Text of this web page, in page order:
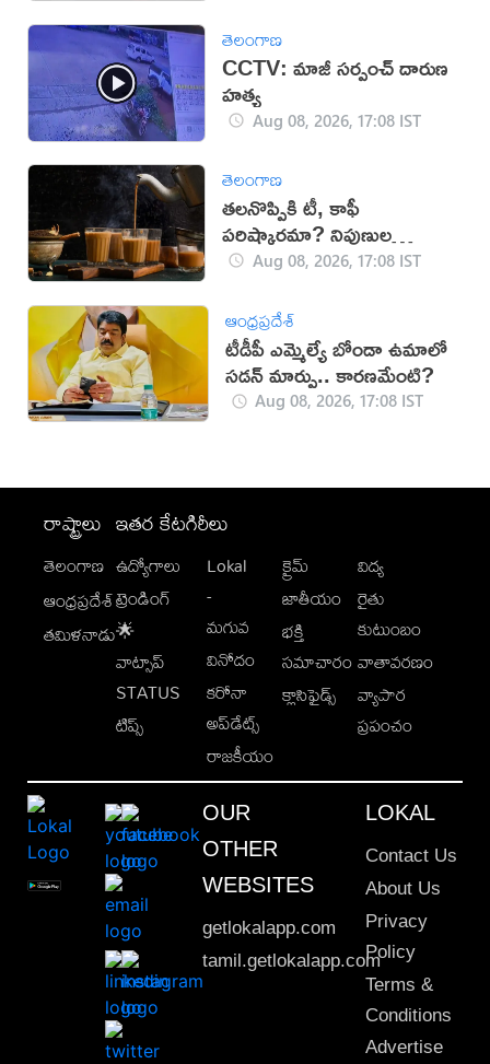
తెలంగాణ
CCTV: మాజీ సర్పంచ్ దారుణ
హత్య
Aug 08, 2026, 17:08 IST
తెలంగాణ
తలనొప్పికి టీ, కాఫీ
పరిష్కారమా? నిపుణుల
సూచనలు ఇవే!
Aug 08, 2026, 17:08 IST
ఆంధ్రప్రదేశ్
టీడీపీ ఎమ్మెల్యే బోండా ఉమాలో
సడన్‌ మార్పు.. కారణమేంటి?
Aug 08, 2026, 17:08 IST
రాష్ట్రాలు
తెలంగాణ
ఆంధ్రప్రదేశ్
తమిళనాడు
ఇతర కేటగిరీలు
ఉద్యోగాలు
ట్రెండింగ్
🌟
వాట్సాప్
STATUS
టిప్స్
Lokal
-
మగువ
వినోదం
కరోనా
అప్‌డేట్స్
రాజకీయం
క్రైమ్
జాతీయం
భక్తి
సమాచారం
క్లాసిఫైడ్స్
విద్య
రైతు
కుటుంబం
వాతావరణం
వ్యాపార
ప్రపంచం
OUR
OTHER
WEBSITES
getlokalapp.com
tamil.getlokalapp.com
LOKAL
Contact Us
About Us
Privacy
Policy
Terms &
Conditions
Advertise